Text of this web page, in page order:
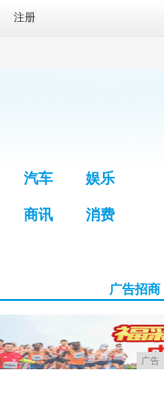
注册
汽车 娱乐
商讯 消费
广告招商
广告